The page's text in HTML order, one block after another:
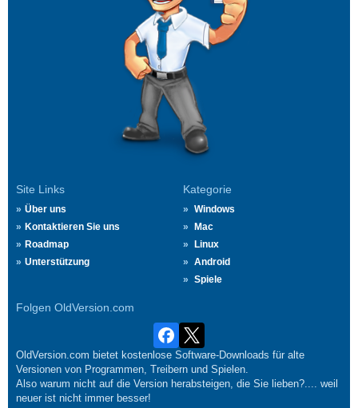
Site Links
Über uns
Kontaktieren Sie uns
Roadmap
Unterstützung
Kategorie
Windows
Mac
Linux
Android
Spiele
Folgen OldVersion.com
OldVersion.com bietet kostenlose Software-Downloads für alte
Versionen von Programmen, Treibern und Spielen.
Also warum nicht auf die Version herabsteigen, die Sie lieben?.... weil
neuer ist nicht immer besser!